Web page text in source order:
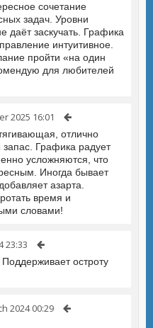
сочетание
задач. Уровни
даёт заскучать. Графика
интуитивное.
пройти «на один
для любителей
2025 16:01
отлично
запас. Графика радует
усложняются, что
Иногда бывает
азарта.
время и
словами!
23:33
остроту
2024 00:29